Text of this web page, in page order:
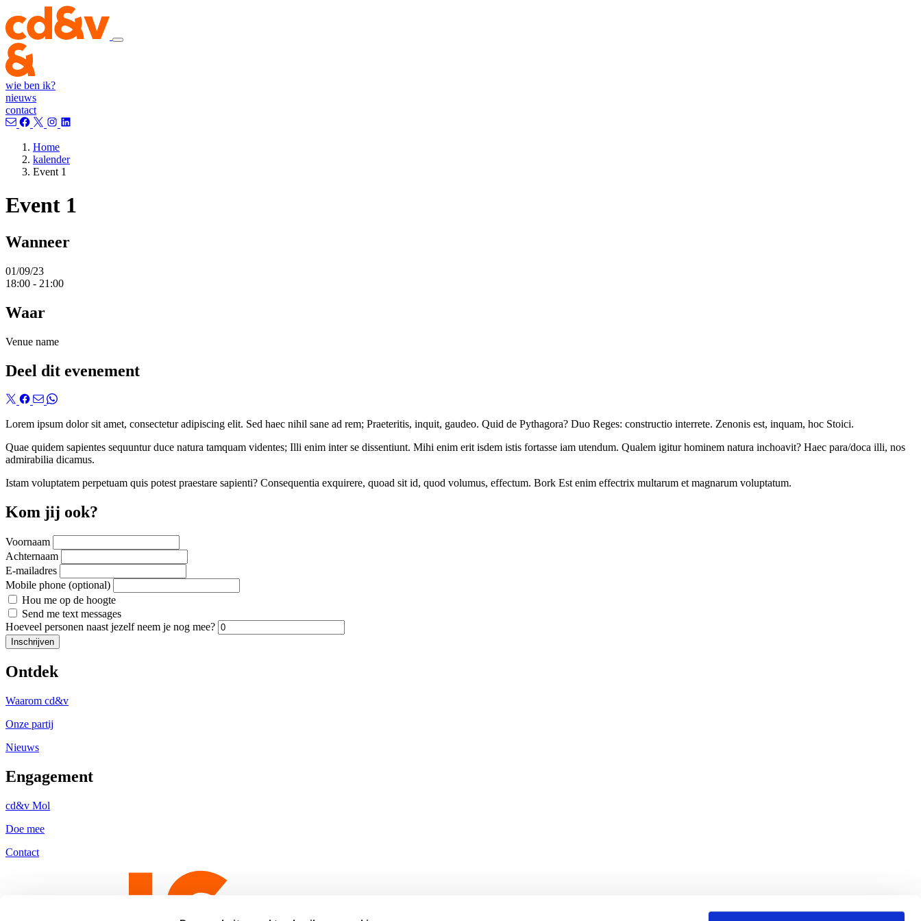
wie ben ik?
nieuws
contact
Home
kalender
Event 1
Event 1
Wanneer
01/09/23
18:00 - 21:00
Waar
Venue name
Deel dit evenement
Lorem ipsum dolor sit amet, consectetur adipiscing elit. Sed haec nihil sane ad rem; Praeteritis, inquit, gaudeo. Quid de Pythagora? Duo Reges: constructio interrete. Zenonis est, inquam, hoc Stoici.
Quae quidem sapientes sequuntur duce natura tamquam videntes; Illi enim inter se dissentiunt. Mihi enim erit isdem istis fortasse iam utendum. Qualem igitur hominem natura inchoavit? Haec para/doca illi, nos
admirabilia dicamus.
Istam voluptatem perpetuam quis potest praestare sapienti? Consequentia exquirere, quoad sit id, quod volumus, effectum. Bork Est enim effectrix multarum et magnarum voluptatum.
Kom jij ook?
Voornaam
Achternaam
E-mailadres
Mobile phone (optional)
Hou me op de hoogte
Send me text messages
Hoeveel personen naast jezelf neem je nog mee?
Ontdek
Waarom cd&v
Onze partij
Nieuws
Engagement
cd&v Mol
Doe mee
Contact